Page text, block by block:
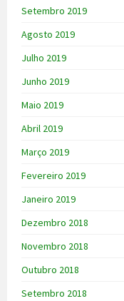
Setembro 2019
Agosto 2019
Julho 2019
Junho 2019
Maio 2019
Abril 2019
Março 2019
Fevereiro 2019
Janeiro 2019
Dezembro 2018
Novembro 2018
Outubro 2018
Setembro 2018